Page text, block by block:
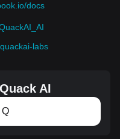
docs
labs
AI
Q